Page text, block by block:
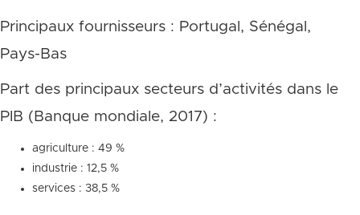
Principaux fournisseurs : Portugal, Sénégal,
Pays-Bas
Part des principaux secteurs d’activités dans le
PIB (Banque mondiale, 2017) :
agriculture : 49 %
industrie : 12,5 %
services : 38,5 %